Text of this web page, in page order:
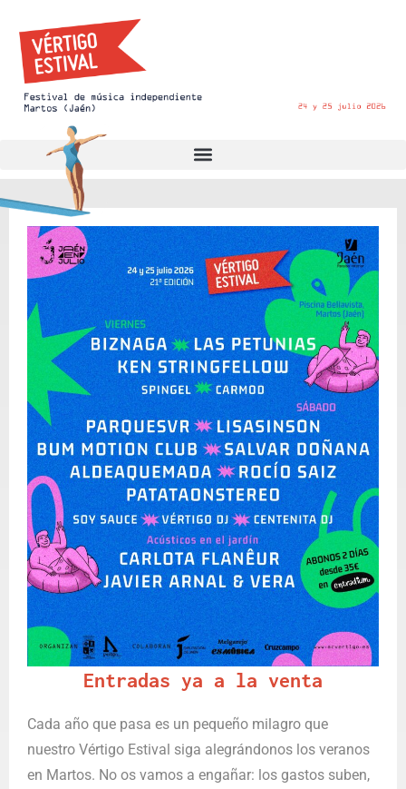
Entradas ya a la venta
Cada año que pasa es un pequeño milagro que
nuestro Vértigo Estival siga alegrándonos los veranos
en Martos. No os vamos a engañar: los gastos suben,